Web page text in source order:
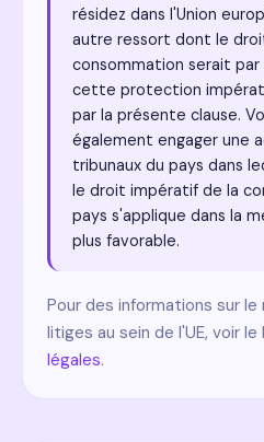
résidez dans l'Union
autre ressort dont le
consommation serait par
cette protection
par la présente clause.
également engager une
tribunaux du pays dans
le droit impératif de la
pays s'applique dans la
plus favorable.
Pour des informations sur
litiges au sein de l'UE, voir
légales.